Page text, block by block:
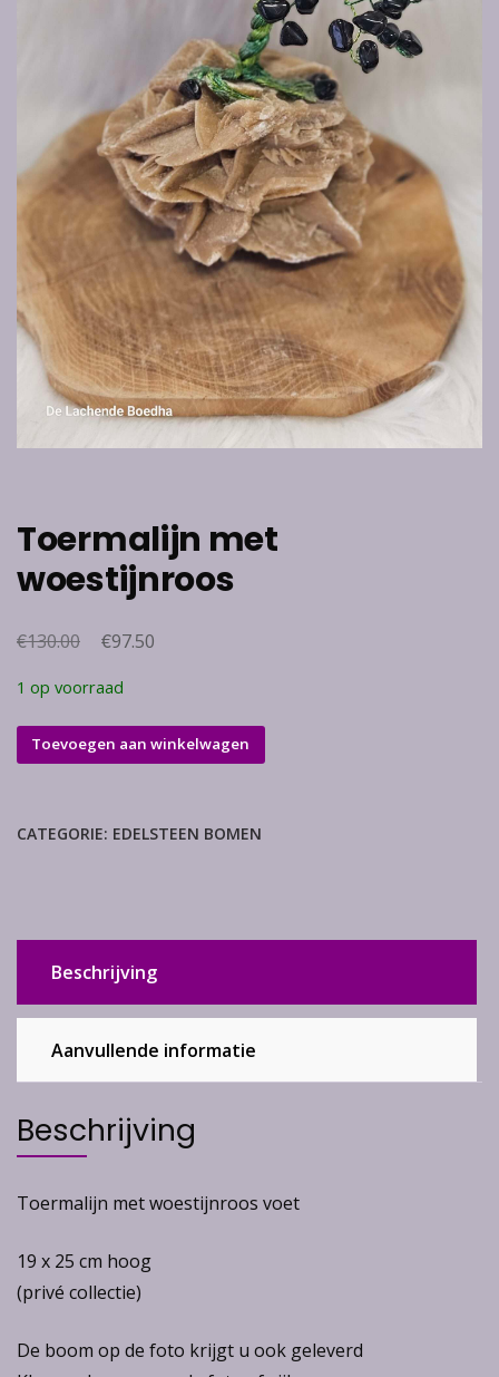
Toermalijn met
woestijnroos
€130.00
Oorspronkelijke
was:
€130.00.
€97.50
€97.50.
1 op voorraad
Toermalijn
met
Toevoegen aan winkelwagen
CATEGORIE: EDELSTEEN BOMEN
Beschrijving
Aanvullende informatie
Beschrijving
Toermalijn met woestijnroos voet
19 x 25 cm hoog
(privé collectie)
De boom op de foto krijgt u ook geleverd